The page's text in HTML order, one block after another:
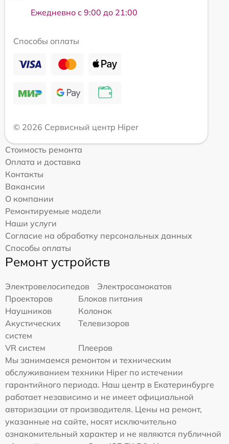
Ежедневно с 9:00 до 21:00
Способы оплаты
© 2026 Сервисный центр Hiper
Стоимость ремонта
Оплата и доставка
Контакты
Вакансии
О компании
Ремонтируемые модели
Наши услуги
Согласие на обработку персональных данных
Способы оплаты
Ремонт устройств
Электровелосипедов
Электросамокатов
Проекторов
Блоков питания
Наушников
Колонок
Акустических
систем
Телевизоров
VR систем
Плееров
Мы занимаемся ремонтом и техническим
обслуживанием техники Hiper по истечении
гарантийного периода. Наш центр в Екатеринбурге
работает независимо и не имеет официальной
авторизации от производителя. Цены на ремонт,
указанные на сайте, носят исключительно
ознакомительный характер и не являются публичной